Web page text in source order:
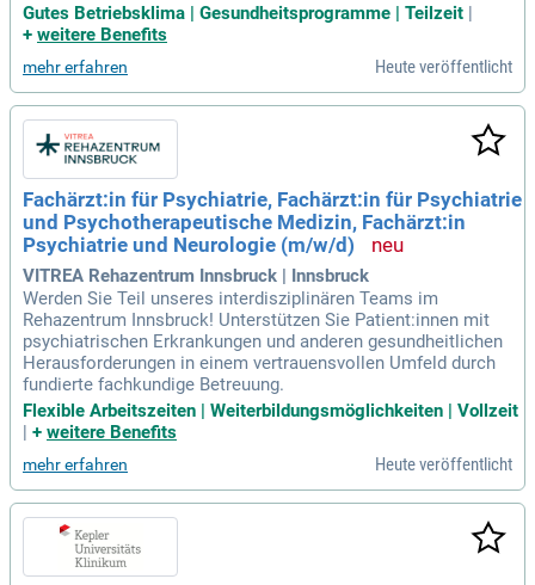
Gutes Betriebsklima | Gesundheitsprogramme | Teilzeit |
+ weitere Benefits
mehr erfahren Heute veröffentlicht
Fachärzt:in für Psychiatrie, Fachärzt:in für Psychiatrie
und Psychotherapeutische Medizin, Fachärzt:in
Psychiatrie und Neurologie (m/w/d)
VITREA Rehazentrum Innsbruck | Innsbruck
Werden Sie Teil unseres interdisziplinären Teams im
Rehazentrum Innsbruck! Unterstützen Sie Patient:innen mit
psychiatrischen Erkrankungen und anderen gesundheitlichen
Herausforderungen in einem vertrauensvollen Umfeld durch
fundierte fachkundige Betreuung.
Flexible Arbeitszeiten | Weiterbildungsmöglichkeiten | Vollzeit
+ weitere Benefits
mehr erfahren Heute veröffentlicht